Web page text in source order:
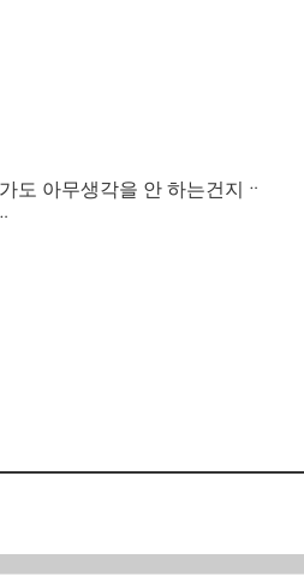
도 아무생각을 안 하는건지ᆢ